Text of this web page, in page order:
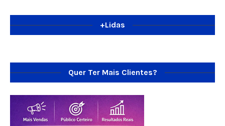
+Lidas
Quer Ter Mais Clientes?